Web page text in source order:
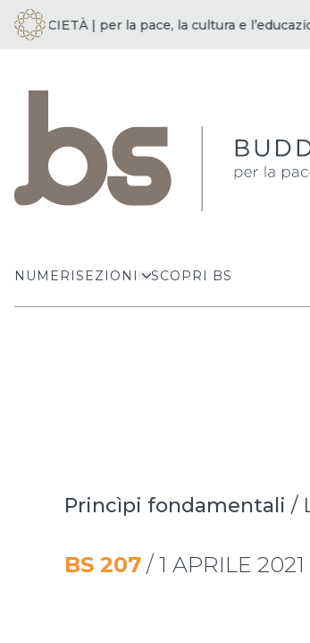
SOCIETÀ | per la pace, la cultura e
NUMERISEZIONI SCOPRI BS
Princìpi fondamentali /
BS 207 / 1 APRILE 2021